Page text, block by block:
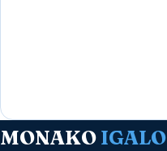
MONAKO IGALO